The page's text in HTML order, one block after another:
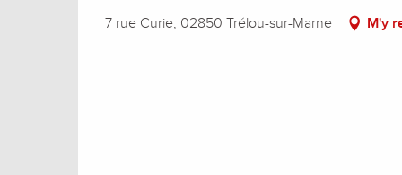
7 rue Curie, 02850 Trélou-sur-Marne M'y